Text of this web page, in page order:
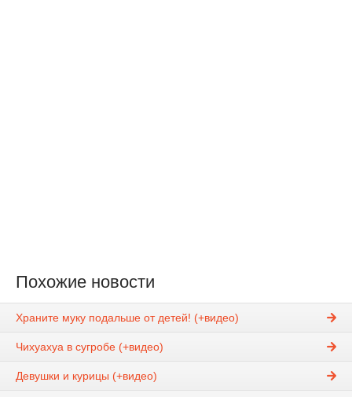
Похожие новости
Храните муку подальше от детей! (+видео)
Чихуахуа в сугробе (+видео)
Девушки и курицы (+видео)